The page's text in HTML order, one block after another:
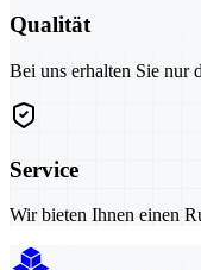
Qualität
Bei uns erhalten Sie nur
Service
Wir bieten Ihnen einen